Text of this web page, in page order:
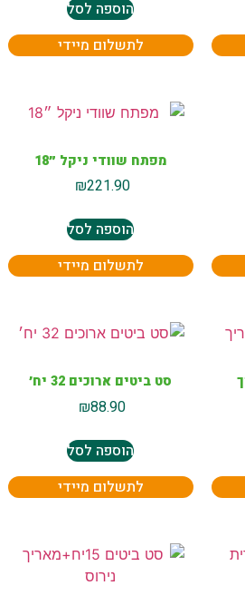
הוספה לסל
לתשלום מיידי
מפתח שוודי ניקל ״18
₪221.90
הוספה לסל
לתשלום מיידי
סט ביטים ארוכים 32 יח׳
₪88.90
הוספה לסל
לתשלום מיידי